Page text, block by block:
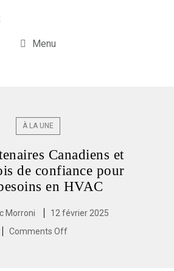
Menu
À LA UNE
Canadiens et
de confiance pour
en HVAC
Morroni
12 février 2025
Comments Off